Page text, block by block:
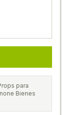
para
Bienes